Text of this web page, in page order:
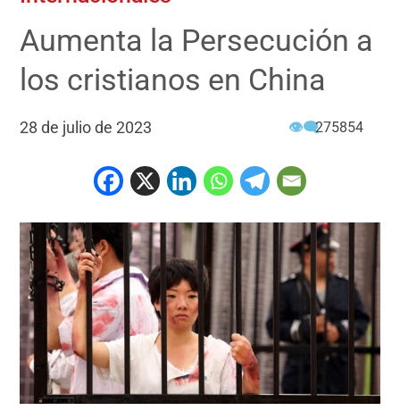
Aumenta la Persecución a
los cristianos en China
28 de julio de 2023 👁‍🗨275854